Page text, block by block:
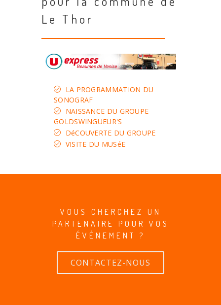
Le Thor
LA PROGRAMMATION DU
SONOGRAF
NAISSANCE DU GROUPE
GOLDSWINGUEUR'S
DéCOUVERTE DU GROUPE
VISITE DU MUSéE
VOUS CHERCHEZ UN
PARTENAIRE POUR VOS
ÉVÉNEMENT ?
CONTACTEZ-NOUS